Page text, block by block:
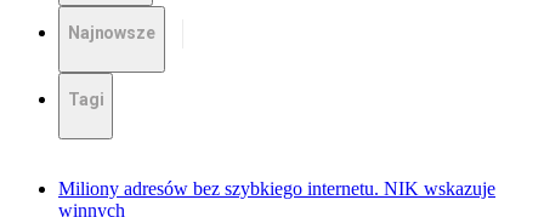
Najnowsze
Tagi
Miliony adresów bez szybkiego internetu. NIK wskazuje
winnych